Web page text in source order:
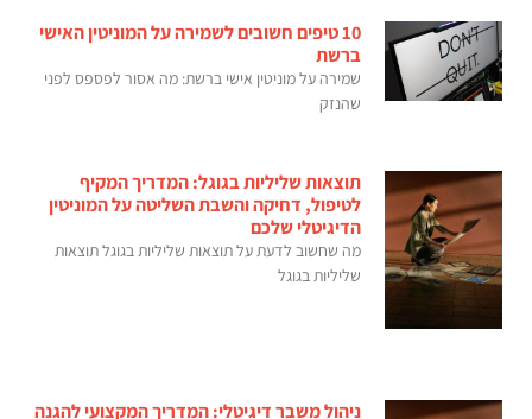
10 טיפים חשובים לשמירה על המוניטין האישי
ברשת
שמירה על מוניטין אישי ברשת: מה אסור לפספס לפני
שהנזק
תוצאות שליליות בגוגל: המדריך המקיף
לטיפול, דחיקה והשבת השליטה על המוניטין
הדיגיטלי שלכם
מה שחשוב לדעת על תוצאות שליליות בגוגל תוצאות
שליליות בגוגל
ניהול משבר דיגיטלי: המדריך המקצועי להגנה